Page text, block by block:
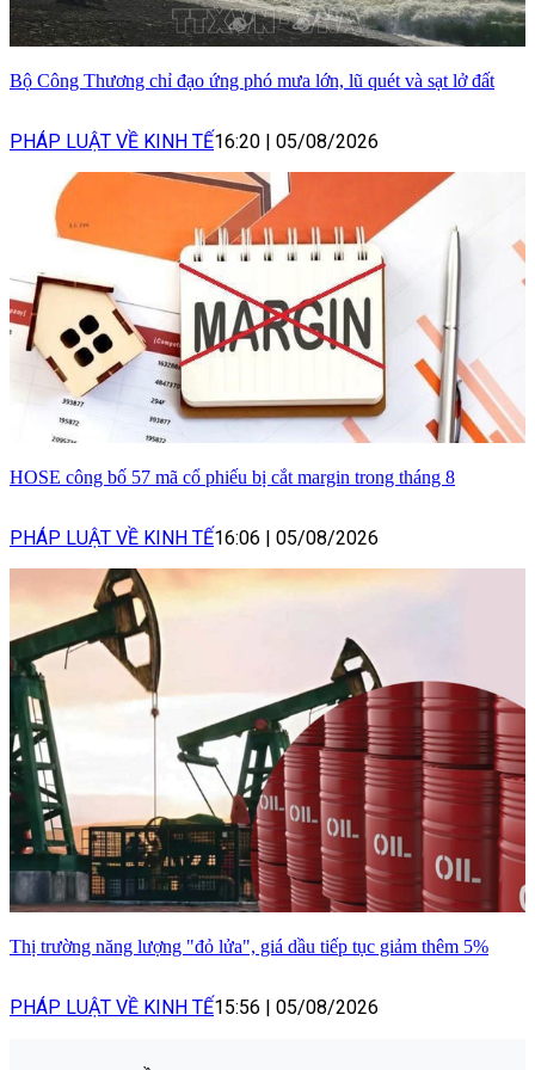
Bộ Công Thương chỉ đạo ứng phó mưa lớn, lũ quét và sạt lở đất
PHÁP LUẬT VỀ KINH TẾ16:20 05/08/2026
HOSE công bố 57 mã cổ phiếu bị cắt margin trong tháng 8
PHÁP LUẬT VỀ KINH TẾ16:06 | 05/08/2026
Thị trường năng lượng "đỏ lửa", giá dầu tiếp tục giảm thêm 5%
PHÁP LUẬT VỀ KINH TẾ15:56 | 05/08/2026